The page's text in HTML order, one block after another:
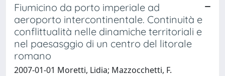
Fiumicino da porto imperiale ad
aeroporto intercontinentale. Continuità e
conflittualità nelle dinamiche territoriali e
nel paesasggio di un centro del litorale
romano
2007-01-01 Moretti, Lidia; Mazzocchetti, F.